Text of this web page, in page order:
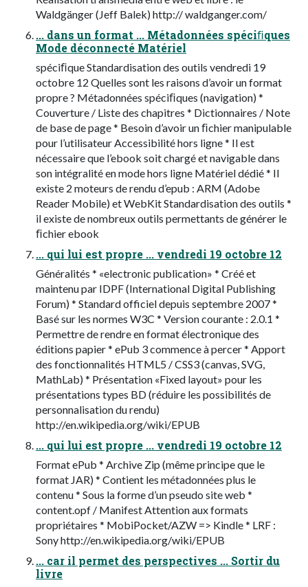
Waldgänger (Jeff Balek) http:// waldganger.com/
... dans un format ... Métadonnées spéciﬁques
Mode déconnecté Matériel
spéciﬁque Standardisation des outils vendredi 19
octobre 12 Quelles sont les raisons d’avoir un format
propre ? Métadonnées spéciﬁques (navigation) *
Couverture / Liste des chapitres * Dictionnaires / Note
de base de page * Besoin d’avoir un ﬁchier manipulable
pour l’utilisateur Accessibilité hors ligne * Il est
nécessaire que l’ebook soit chargé et navigable dans
son intégralité en mode hors ligne Matériel dédié * Il
existe 2 moteurs de rendu d’epub : ARM (Adobe
Reader Mobile) et WebKit Standardisation des outils *
il existe de nombreux outils permettants de générer le
ﬁchier ebook
... qui lui est propre ... vendredi 19 octobre 12
Généralités * «electronic publication» * Créé et
maintenu par IDPF (International Digital Publishing
Forum) * Standard officiel depuis septembre 2007 *
Basé sur les normes W3C * Version courante : 2.0.1 *
Permettre de rendre en format électronique des
éditions papier * ePub 3 commence à percer * Apport
des fonctionnalités HTML5 / CSS3 (canvas, SVG,
MathLab) * Présentation «Fixed layout» pour les
présentations types BD (réduire les possibilités de
personnalisation du rendu)
http://en.wikipedia.org/wiki/EPUB
... qui lui est propre ... vendredi 19 octobre 12
Format ePub * Archive Zip (même principe que le
format JAR) * Contient les métadonnées plus le
contenu * Sous la forme d’un pseudo site web *
content.opf / Manifest Attention aux formats
propriétaires * MobiPocket/AZW => Kindle * LRF :
Sony http://en.wikipedia.org/wiki/EPUB
... car il permet des perspectives ... Sortir du
livre